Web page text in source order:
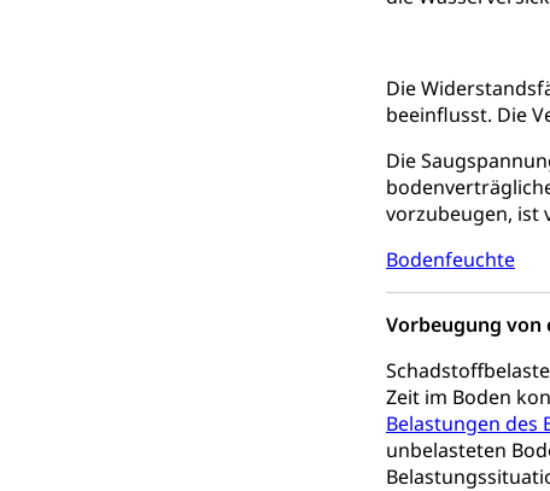
Die
beeinflusst. Die
Die
vorzubeugen, ist
Bodenfeuchte
Vorbeugung von
Zeit im Boden
Belastungen des
unbelasteten
IV-Leistungen
Inklusion im
Archive und
Bücher,
Staatsarchiv
Kulturelle
Museen, Theater,